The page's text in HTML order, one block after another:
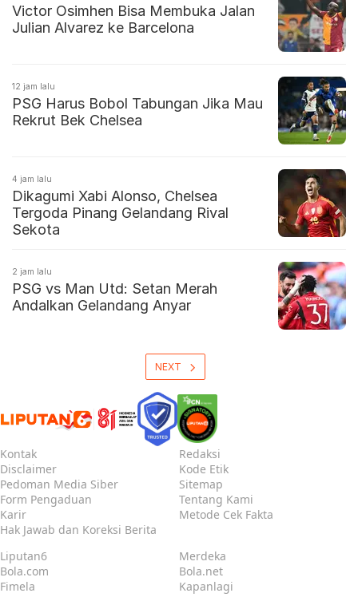
Victor Osimhen Bisa Membuka Jalan
Julian Alvarez ke Barcelona
12 jam lalu
PSG Harus Bobol Tabungan Jika Mau
Rekrut Bek Chelsea
4 jam lalu
Dikagumi Xabi Alonso, Chelsea
Tergoda Pinang Gelandang Rival
Sekota
2 jam lalu
PSG vs Man Utd: Setan Merah
Andalkan Gelandang Anyar
NEXT
Kontak
Redaksi
Disclaimer
Kode Etik
Pedoman Media Siber
Sitemap
Form Pengaduan
Tentang Kami
Karir
Metode Cek Fakta
Hak Jawab dan Koreksi Berita
Liputan6
Merdeka
Bola.com
Bola.net
Fimela
Kapanlagi